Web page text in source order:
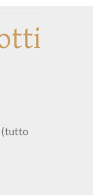
(tutto